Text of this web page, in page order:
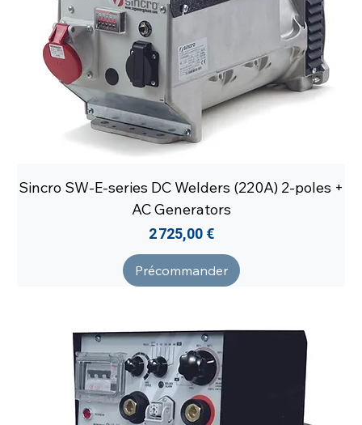
Sincro SW-E-series DC Welders (220A) 2-poles +
AC Generators
Prix
2 725,00 €
Précommander